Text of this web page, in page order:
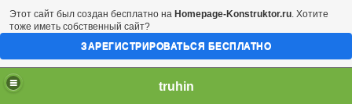
truhin
Этот сайт был создан бесплатно на Homepage-Konstruktor.ru. Хотите
тоже иметь собственный сайт?
ЗАРЕГИСТРИРОВАТЬСЯ БЕСПЛАТНО